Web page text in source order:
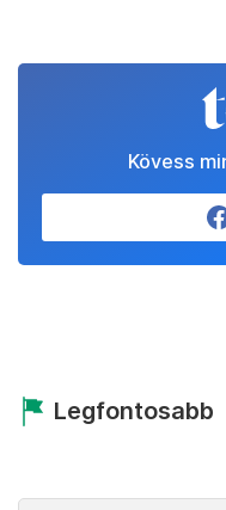
Kövess
Legfontosabb